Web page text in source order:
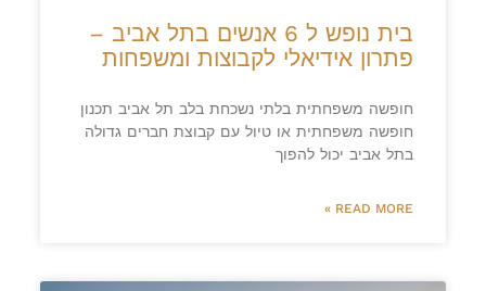
בית נופש ל 6 אנשים בתל אביב –
פתרון אידיאלי לקבוצות ומשפחות
חופשה משפחתית בלתי נשכחת בלב תל אביב תכנון
חופשה משפחתית או טיול עם קבוצת חברים גדולה
בתל אביב יכול להפוך
READ MORE »